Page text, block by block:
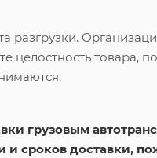
разгрузки.
целостность товара,
грузовым
и сроков доставки,